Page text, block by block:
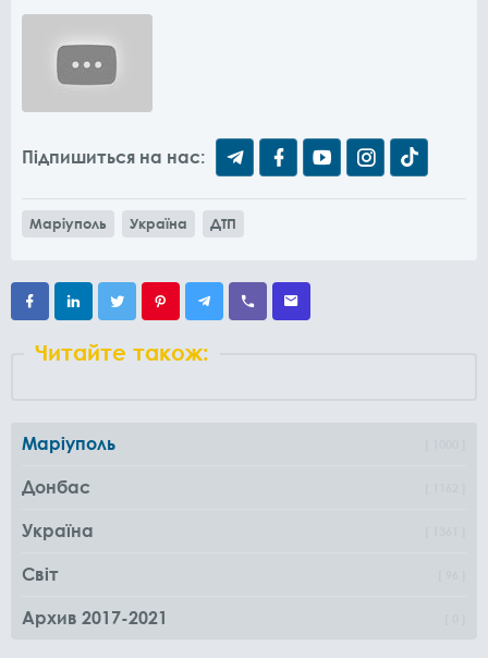
Підпишиться на нас:
Маріуполь Україна ДТП
Читайте також:
Маріуполь
Донбас
Україна
Світ
Архив 2017-2021